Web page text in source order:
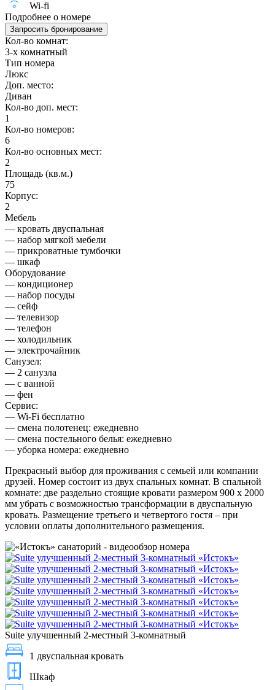
Wi-fi
Подробнее о номере
Запросить бронирование
Кол-во комнат:
3-х комнатный
Тип номера
Люкс
Доп. место:
Диван
Кол-во доп. мест:
1
Кол-во номеров:
6
Кол-во основных мест:
2
Площадь (кв.м.)
75
Корпус:
2
Мебель
— кровать двуспальная
— набор мягкой мебели
— прикроватные тумбочки
— шкаф
Оборудование
— кондиционер
— набор посуды
— сейф
— телевизор
— телефон
— холодильник
— электрочайник
Санузел:
— 2 санузла
— с ванной
— фен
Сервис:
— Wi-Fi бесплатно
— смена полотенец: ежедневно
— смена постельного белья: ежедневно
— уборка номера: ежедневно
Прекрасный выбор для проживания с семьей или компании
друзей. Номер состоит из двух спальных комнат. В спальной
комнате: две раздельно стоящие кровати размером 900 х 2000
мм убрать с возможностью трансформации в двуспальную
кровать. Размещение третьего и четвертого гостя – при
условии оплаты дополнительного размещения.
Suite улучшенный 2-местный 3-комнатный
1 двуспальная кровать
Шкаф